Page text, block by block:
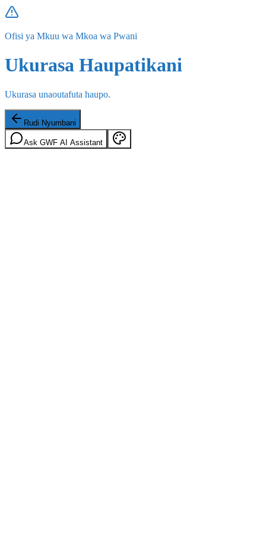
Ofisi ya Mkuu wa Mkoa wa Pwani
Ukurasa Haupatikani
Ukurasa unaoutafuta haupo.
Rudi Nyumbani
Ask GWF AI Assistant